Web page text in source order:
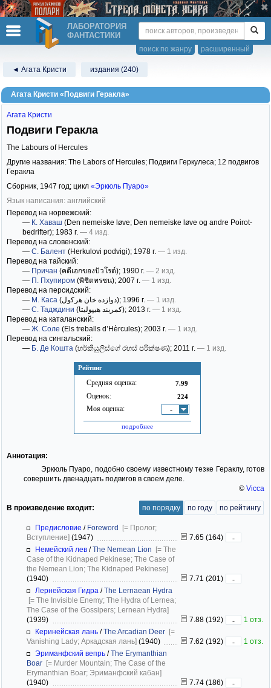
ЛАБОРАТОРИЯ
ФАНТАСТИКИ
расширенный
поиск по жанру
◄ Агата Кристи издания (240)
Агата Кристи «Подвиги Геракла»
Рейтинг
Средняя оценка: 7.99
Оценок: 224
Моя оценка: -
подробнее
Агата Кристи
Подвиги Геракла
The Labours of Hercules
Другие названия: The Labors of Hercules; Подвиги Геркулеса; 12 подвигов
Геракла
Сборник, 1947 год; цикл «Эркюль Пуаро»
Язык написания: английский
Перевод на норвежский:
— К. Хаваш (Den nemeiske løve; Den nemeiske løve og andre Poirot-
bedrifter); 1983 г. — 4 изд.
Перевод на словенский:
— С. Балент (Herkulovi podvigi); 1978 г. — 1 изд.
Перевод на тайский:
— Причан (คดีเอกของปัวโรต์); 1990 г. — 2 изд.
— П. Пхупиром (พิชิตทรชน); 2007 г. — 1 изд.
Перевод на персидский:
— М. Каса (دوازده خان هرکول); 1996 г. — 1 изд.
— С. Тадждини (کمربند هیپولیتا); 2013 г. — 1 изд.
Перевод на каталанский:
— Ж. Соле (Els treballs d’Hèrcules); 2003 г. — 1 изд.
Перевод на сингальский:
— Б. Де Кошта (හර්කියුලිස්ගේ රහස් පරික්ෂණ); 2011 г. — 1 изд.
Аннотация:
Эркюль Пуаро, подобно своему известному тезке Гераклу, готов
совершить двенадцать подвигов в своем деле.
© Vicca
В произведение входит: по порядку по году по рейтингу
Предисловие / Foreword [= Пролог;
Вступление] (1947) 7.65 (164)
-
Немейский лев /The Nemean Lion [= The
Case of the Kidnaped Pekinese; The Case of
the Nemean Lion; The Kidnaped Pekinese]
(1940)
7.71 (201)
-
Лернейская Гидра /The Lernaean Hydra
[= The Invisible Enemy; The Hydra of Lernea;
The Case of the Gossipers; Lernean Hydra]
(1939)
7.88 (192) -
1 отз.
Керинейская лань /The Arcadian Deer [=
Vanishing Lady; Аркадская лань] (1940) 7.62 (192) -
1 отз.
Эриманфский вепрь /The Erymanthian
Boar [= Murder Mountain; The Case of the
Erymanthian Boar; Эриманфский кабан]
(1940)
7.74 (186)
-